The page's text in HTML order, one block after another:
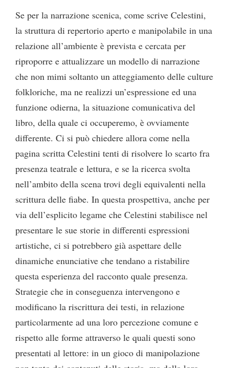
Se per la narrazione scenica, come scrive Celestini,
la struttura di repertorio aperto e manipolabile in una
relazione all’ambiente è prevista e cercata per
riproporre e attualizzare un modello di narrazione
che non mimi soltanto un atteggiamento delle culture
folkloriche, ma ne realizzi un’espressione ed una
funzione odierna, la situazione comunicativa del
libro, della quale ci occuperemo, è ovviamente
differente. Ci si può chiedere allora come nella
pagina scritta Celestini tenti di risolvere lo scarto fra
presenza teatrale e lettura, e se la ricerca svolta
nell’ambito della scena trovi degli equivalenti nella
scrittura delle fiabe. In questa prospettiva, anche per
via dell’esplicito legame che Celestini stabilisce nel
presentare le sue storie in differenti espressioni
artistiche, ci si potrebbero già aspettare delle
dinamiche enunciative che tendano a ristabilire
questa esperienza del racconto quale presenza.
Strategie che in conseguenza intervengono e
modificano la riscrittura dei testi, in relazione
particolarmente ad una loro percezione comune e
rispetto alle forme attraverso le quali questi sono
presentati al lettore: in un gioco di manipolazione